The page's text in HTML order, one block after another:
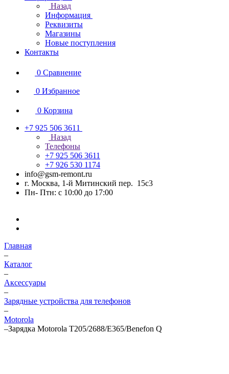
Назад
Информация
Реквизиты
Магазины
Новые поступления
Контакты
0 Сравнение
0 Избранное
0 Корзина
+7 925 506 3611
Назад
Телефоны
+7 925 506 3611
+7 926 530 1174
info@gsm-remont.ru
г. Москва, 1-й Митинский пер. 15с3
Пн- Птн: с 10:00 до 17:00
Главная
–
Каталог
–
Аксессуары
–
Зарядные устройства для телефонов
–
Motorola
–Зарядка Motorola T205/2688/E365/Benefon Q